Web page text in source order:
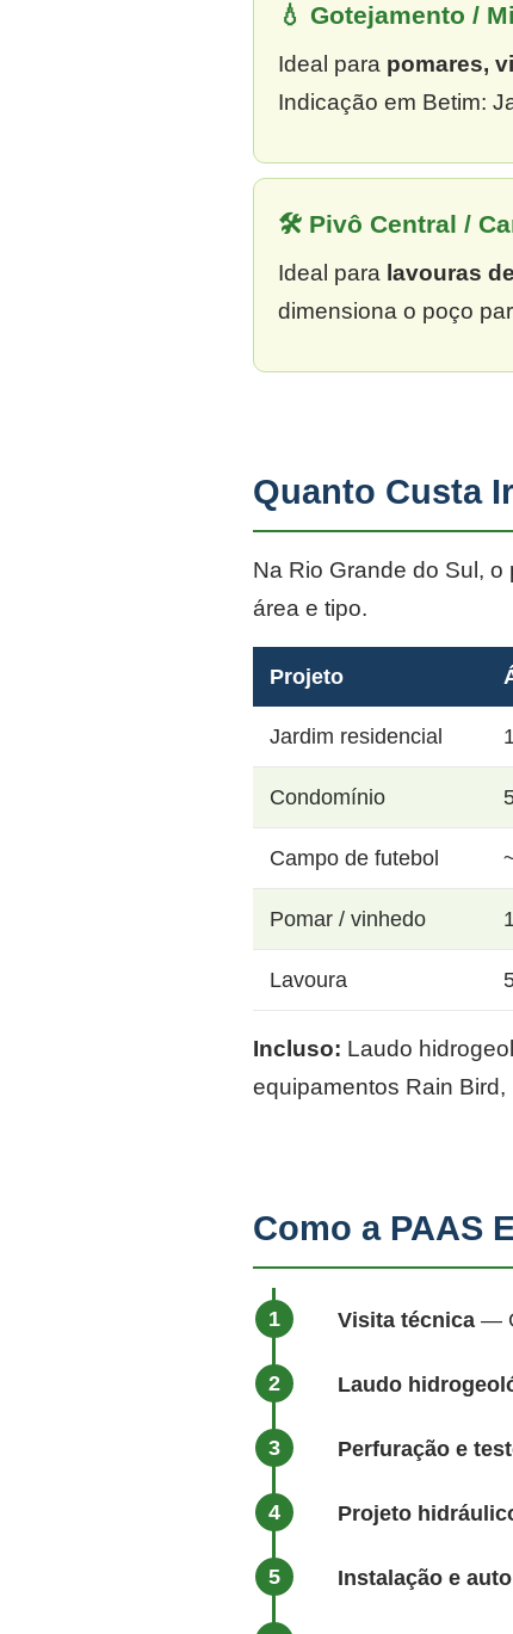
💧 Gotejamento /
Ideal para pomares,
Indicação em Betim:
🛠 Pivô Central /
Ideal para lavouras
dimensiona o poço
Quanto Custa
Na Rio Grande do Sul, o
área e tipo.
Projeto
Jardim residencial
Condomínio
Campo de futebol
Pomar / vinhedo
Lavoura
Incluso: Laudo
equipamentos Rain
Como a PAAS
Visita técnica —
Laudo
Perfuração e
Projeto
Instalação e